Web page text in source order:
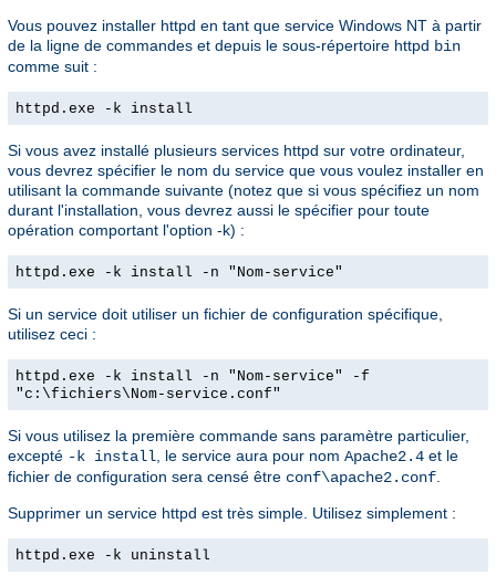
Vous pouvez installer httpd en tant que service Windows NT à partir
de la ligne de commandes et depuis le sous-répertoire httpd bin
comme suit :
httpd.exe -k install
Si vous avez installé plusieurs services httpd sur votre ordinateur,
vous devrez spécifier le nom du service que vous voulez installer en
utilisant la commande suivante (notez que si vous spécifiez un nom
durant l'installation, vous devrez aussi le spécifier pour toute
opération comportant l'option -k) :
httpd.exe -k install -n "Nom-service"
Si un service doit utiliser un fichier de configuration spécifique,
utilisez ceci :
httpd.exe -k install -n "Nom-service" -f
"c:\fichiers\Nom-service.conf"
Si vous utilisez la première commande sans paramètre particulier,
excepté -k install , le service aura pour nom Apache2.4 et le
fichier de configuration sera censé être conf\apache2.conf
Supprimer un service httpd est très simple. Utilisez simplement :
httpd.exe -k uninstall